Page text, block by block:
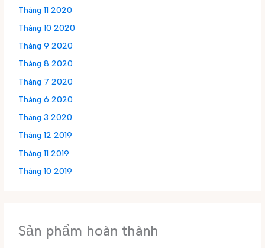
Tháng 11 2020
Tháng 10 2020
Tháng 9 2020
Tháng 8 2020
Tháng 7 2020
Tháng 6 2020
Tháng 3 2020
Tháng 12 2019
Tháng 11 2019
Tháng 10 2019
Sản phẩm hoàn thành